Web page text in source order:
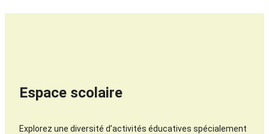
Espace scolaire
Explorez une diversité d’activités éducatives spécialement